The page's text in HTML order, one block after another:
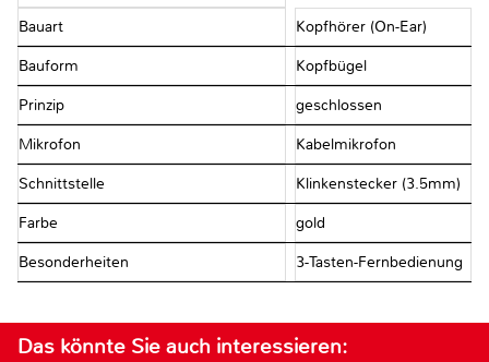
Bauart Kopfhörer (On-Ear)
Bauform Kopfbügel
Prinzip geschlossen
Mikrofon Kabelmikrofon
Schnittstelle Klinkenstecker (3.5mm)
Farbe gold
Besonderheiten 3-Tasten-Fernbedienung
Das könnte Sie auch interessieren: